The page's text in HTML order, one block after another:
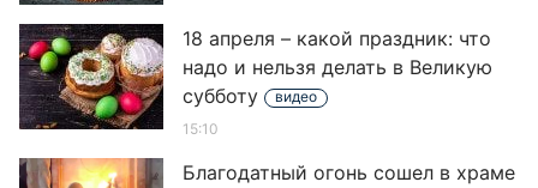
18 апреля – какой праздник: что
надо и нельзя делать в Великую
субботу
видео
15:10
Благодатный огонь сошел в храме